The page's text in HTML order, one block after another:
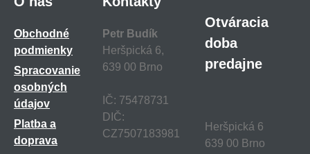
Obchodné
podmienky
Spracovanie
osobných
údajov
Platba a
doprava
Petr Budík
Heršpická 6,
639 00 Brno
IČ: 75478731
DIČ:
CZ7507183981
Otváracia
doba
predajne
Heršpická 6
639 00 Brno